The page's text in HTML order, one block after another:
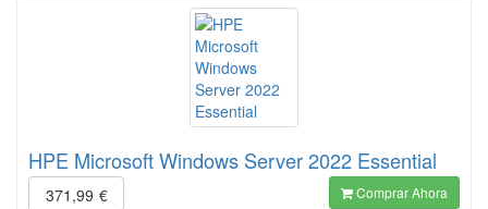
HPE Microsoft Windows Server 2022 Essential
371,99 € Comprar Ahora